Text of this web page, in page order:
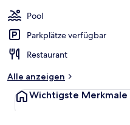
Pool
Parkplätze verfügbar
Restaurant
Alle anzeigen
Wichtigste Merkmale